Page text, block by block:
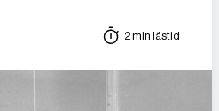
2 min lästid